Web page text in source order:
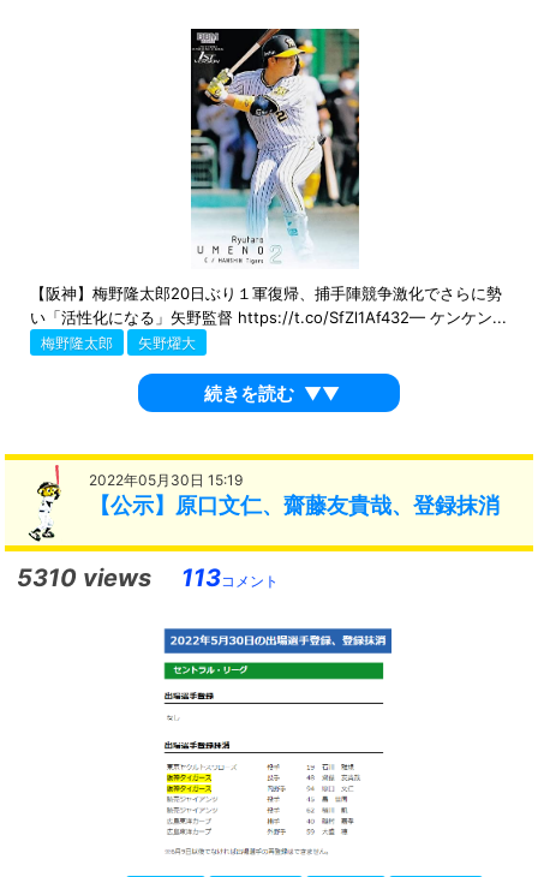
【阪神】梅野隆太郎20日ぶり１軍復帰、捕手陣競争激化でさらに勢
い「活性化になる」矢野監督 https://t.co/SfZl1Af432— ケンケン...
梅野隆太郎 矢野燿大
続きを読む ▼▼
2022年05月30日 15:19
【公示】原口文仁、齋藤友貴哉、登録抹消
5310 views 113コメント